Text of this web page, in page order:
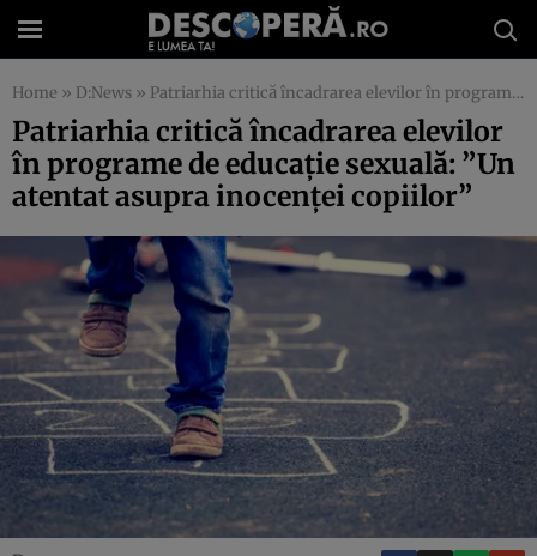
Home » D:News » Patriarhia critică încadrarea elevilor în programe de educaţie sexuală: ”Un atentat asupra inocenţei copiilor”
Patriarhia critică încadrarea elevilor
în programe de educaţie sexuală: ”Un
atentat asupra inocenţei copiilor”